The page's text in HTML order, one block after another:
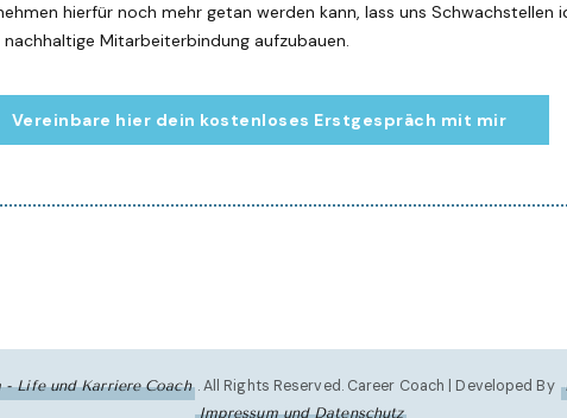
hierfür noch mehr getan werden kann, lass uns Schwachstellen
Mitarbeiterbindung aufzubauen.
Vereinbare hier dein kostenloses Erstgespräch mit mir
- Life und Karriere Coach . All Rights Reserved. Career Coach | Developed By
Impressum und Datenschutz